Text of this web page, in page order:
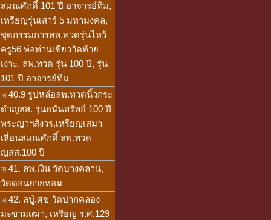
สมณศักดิ์ 101 ปี อาจารย์ทิม,
เหรียญรุ่นเสาร์ 5 มหามงคล,
ชุดกรรมการลพ.ทวดรุ่นไหว้
ครู56 พ่อท่านเขียววัดห้วย
เงาะ, ลพ.ทวด รุ่น 100 ปี, รุ่น
101 ปี อาจารย์ทิม
40.9 รูปหล่อลพ.ทวดนิ้วกระ
ดำญสส. รุ่นอนันทรัพย์ 100 ปี
พระญาฯสังวร,เหรียญเสมา
เลื่อนสมณศักดิ์ ลพ.ทวด
ญสส.100 ปี
41. ลพ.เงิน วัดบางคลาน,
วัดดอนยายหอม
42. ลปู่.ศุข วัดปากคลอง
มะขามเฒ่า, เหรียญ ร.ศ.129